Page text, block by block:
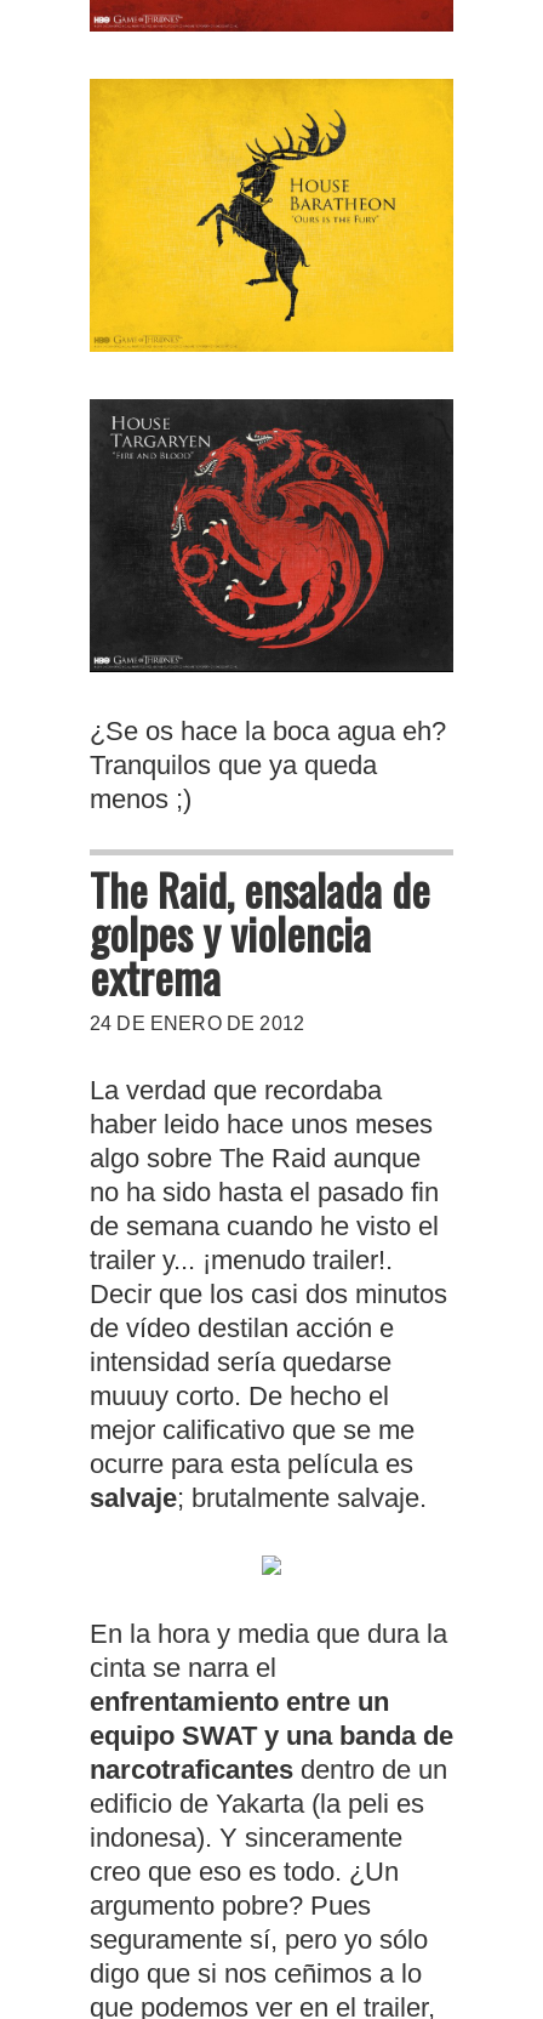
¿Se os hace la boca agua eh?
Tranquilos que ya queda
menos ;)
The Raid, ensalada de
golpes y violencia
extrema
24 DE ENERO DE 2012
La verdad que recordaba
haber leido hace unos meses
algo sobre The Raid aunque
no ha sido hasta el pasado fin
de semana cuando he visto el
trailer y... ¡menudo trailer!.
Decir que los casi dos minutos
de vídeo destilan acción e
intensidad sería quedarse
muuuy corto. De hecho el
mejor calificativo que se me
ocurre para esta película es
salvaje; brutalmente salvaje.
En la hora y media que dura la
cinta se narra el
enfrentamiento entre un
equipo SWAT y una banda de
narcotraficantes dentro de un
edificio de Yakarta (la peli es
indonesa). Y sinceramente
creo que eso es todo. ¿Un
argumento pobre? Pues
seguramente sí, pero yo sólo
digo que si nos ceñimos a lo
que podemos ver en el trailer,